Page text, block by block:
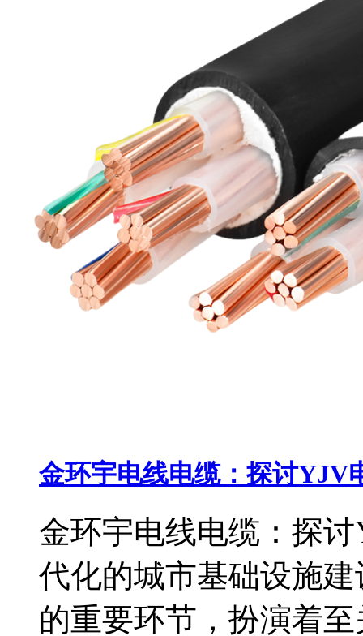
金环宇电线电缆：探讨YJV
金环宇电线电缆：探
代化的城市基础设施
的重要环节，扮演着